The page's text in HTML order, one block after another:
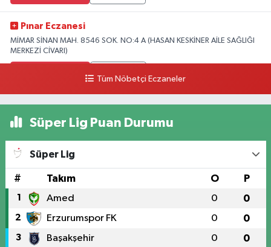
Pınar Eczanesi
MİMAR SİNAN MAH. 8546 SOK. NO:4 A (HASAN KESKİNER AİLE SAĞLIĞI
MERKEZİ CİVARI)
Tüm Nöbetçi Eczaneler
Süper Lig Puan Durumu
Süper Lig
# Takım O P
1 Amed 0 0
2 Erzurumspor FK 0 0
3 Başakşehir 0 0